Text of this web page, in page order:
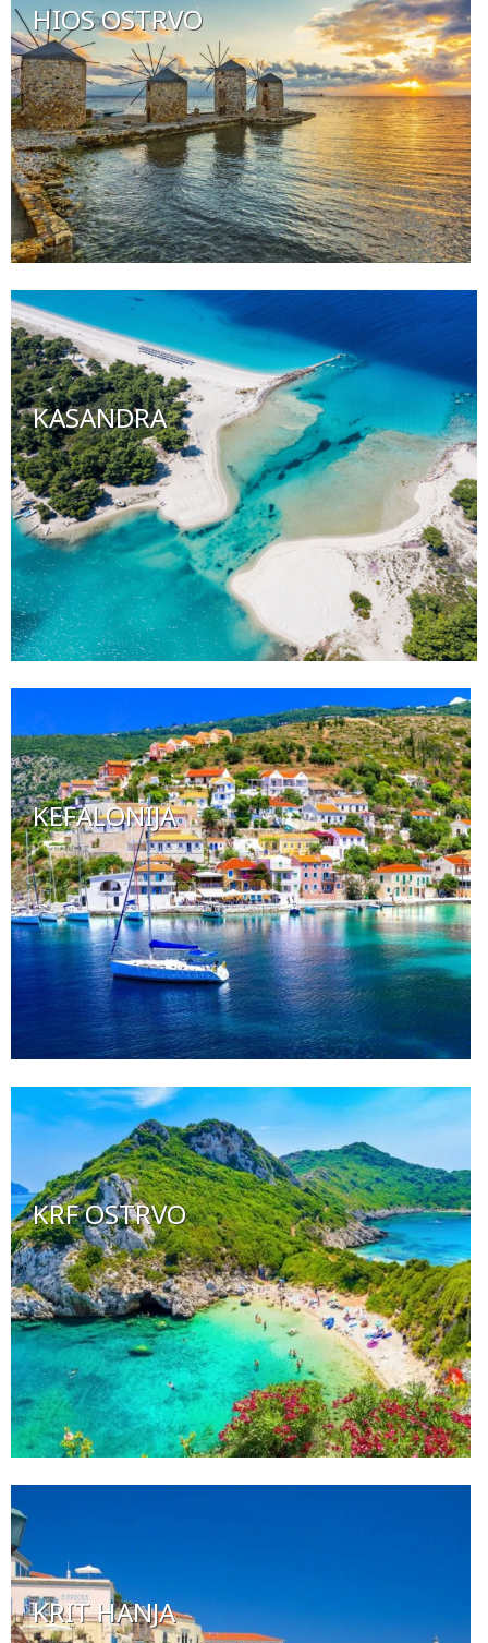
HIOS OSTRVO
KASANDRA
KEFALONIJA
KRF OSTRVO
KRIT HANJA